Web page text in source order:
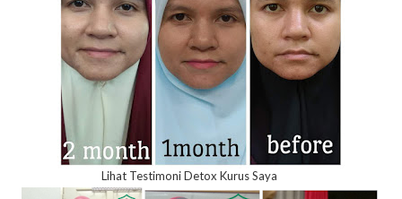
Lihat Testimoni Detox Kurus Saya